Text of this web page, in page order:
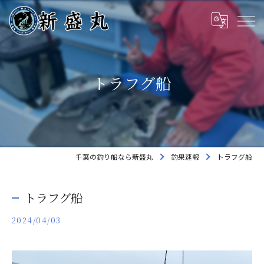
トラフグ船
千葉の釣り船なら新盛丸 釣果速報 トラフグ船
トラフグ船
2024/04/03